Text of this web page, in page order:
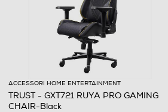
ACCESSORI HOME ENTERTAINMENT
TRUST - GXT721 RUYA PRO GAMING
CHAIR-Black